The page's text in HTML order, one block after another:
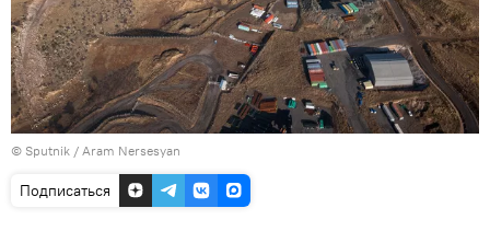
© Sputnik / Aram Nersesyan
Подписаться